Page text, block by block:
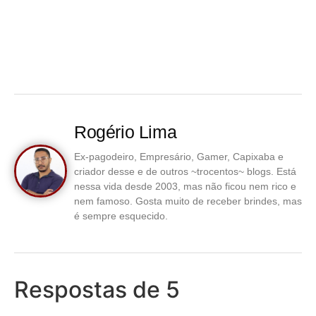
Rogério Lima
Ex-pagodeiro, Empresário, Gamer, Capixaba e
criador desse e de outros ~trocentos~ blogs. Está
nessa vida desde 2003, mas não ficou nem rico e
nem famoso. Gosta muito de receber brindes, mas
é sempre esquecido.
Respostas de 5